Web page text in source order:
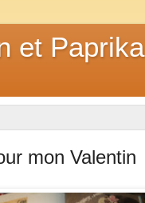
et Paprika
mon Valentin